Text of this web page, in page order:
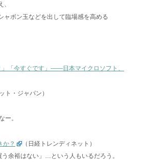
ャボン玉などを出して臨場感を高める
「今すぐです」――日本マイクロソフト、
ト・ジャパン）
ー。
か？
（日経トレンディネット）
余裕はない」…という人もいるだろう。